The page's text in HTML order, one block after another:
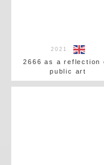
2021
2666 as a reflection
public art